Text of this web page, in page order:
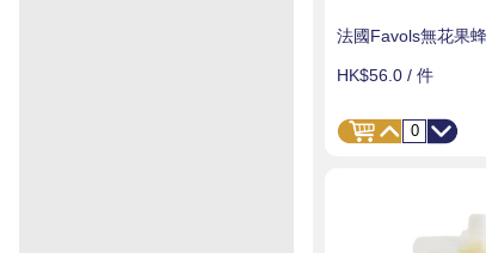
法國Favols無花果
HK$56.0 / 件